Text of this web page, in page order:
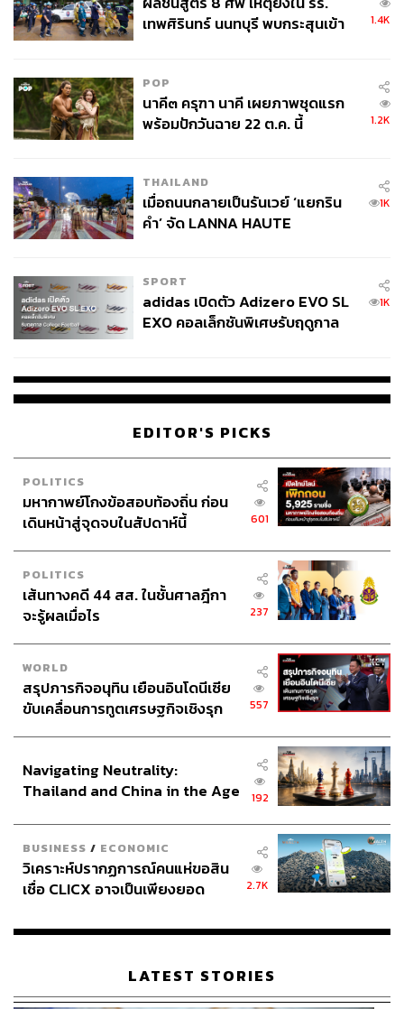
เทพศิรินทร์ นนทบุรี พบกระสุนเข้า
1.4K
POP
นาคี๓ ครุฑา นาคี เผยภาพชุดแรก
พร้อมปักวันฉาย 22 ต.ค. นี้
1.2K
THAILAND
เมื่อถนนกลายเป็นรันเวย์ ‘แยกริน
คำ’ จัด LANNA HAUTE
1K
SPORT
adidas เปิดตัว Adizero EVO SL
EXO คอลเล็กชันพิเศษรับฤดูกาล
1K
EDITOR'S PICKS
POLITICS
มหากาพย์โกงข้อสอบท้องถิ่น ก่อน
เดินหน้าสู่จุดจบในสัปดาห์นี้
601
POLITICS
เส้นทางคดี 44 สส. ในชั้นศาลฎีกา
จะรู้ผลเมื่อไร
237
WORLD
สรุปภารกิจอนุทิน เยือนอินโดนีเซีย
ขับเคลื่อนการทูตเศรษฐกิจเชิงรุก
557
Navigating Neutrality:
Thailand and China in the Age
192
BUSINESS / ECONOMIC
วิเคราะห์ปรากฏการณ์คนแห่ขอสิน
เชื่อ CLICX อาจเป็นเพียงยอด
เรือนไทยที่ถูกซุกไว้
2.7K
LATEST STORIES